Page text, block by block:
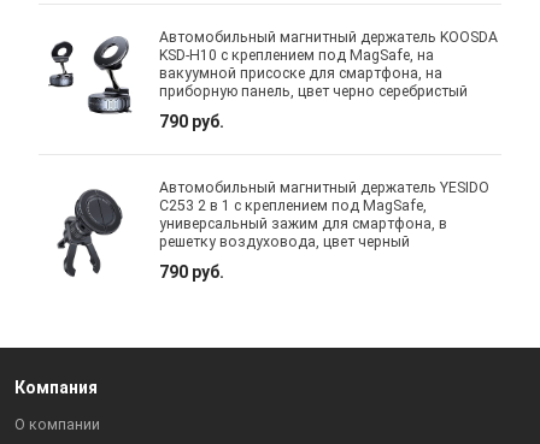
Автомобильный магнитный держатель KOOSDA
KSD-H10 с креплением под MagSafe, на
вакуумной присоске для смартфона, на
приборную панель, цвет черно серебристый
790 руб.
Автомобильный магнитный держатель YESIDO
C253 2 в 1 с креплением под MagSafe,
универсальный зажим для смартфона, в
решетку воздуховода, цвет черный
790 руб.
Компания
О компании